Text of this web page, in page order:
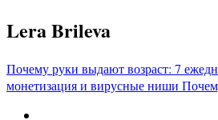
Перейти
к
Lera Brileva
Почему руки выдают возраст: 7
монетизация и вирусные ниши